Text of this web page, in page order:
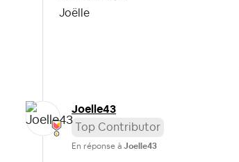
Joëlle
Joelle43
Top Contributor
En réponse à Joelle43